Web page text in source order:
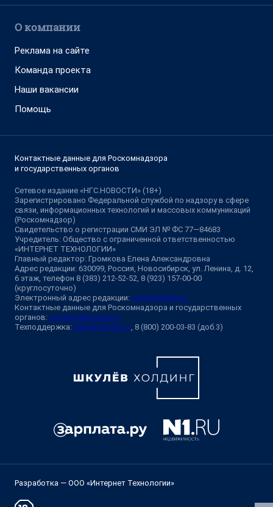
О компании
Реклама на сайте
Команда проекта
Наши вакансии
Помощь
Контактные данные для Роскомнадзора
и государственных органов
Сетевое издание «НГС.НОВОСТИ» (18+)
Зарегистрировано Федеральной службой по надзору в сфере
связи, информационных технологий и массовых коммуникаций
(Роскомнадзор)
Свидетельство о регистрации СМИ ЭЛ № ФС 77—84683
Учредитель: Общество с ограниченной ответственностью
«ИНТЕРНЕТ ТЕХНОЛОГИИ»
Главный редактор: Громкова Елена Александровна
Адрес редакции: 630099, Россия, Новосибирск, ул. Ленина, д. 12,
6 этаж, телефон 8 (383) 212-52-52, 8 (923) 157-00-00
(круглосуточно)
Электронный адрес редакции: ngs@shkulev.ru
Контактные данные для Роскомнадзора и государственных
органов: juristnsk@shkulev.ru
Техподдержка: help@shkulev.ru , 8 (800) 200-03-83 (доб.3)
Разработка — ООО «Интернет Технологии»